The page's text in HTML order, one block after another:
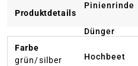
Pinienrinde
Dünger
Hochbeet
Produktdetails
Farbe
grün/silber